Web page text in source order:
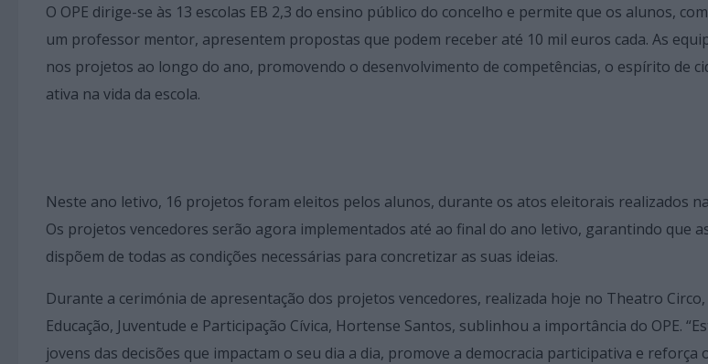
O OPE dirige-se às 13 escolas EB 2,3 do ensino público do concelho e permite que os alunos,
um professor mentor, apresentem propostas que podem receber até 10 mil euros cada. As
nos projetos ao longo do ano, promovendo o desenvolvimento de competências, o espírito de
ativa na vida da escola.
Neste ano letivo, 16 projetos foram eleitos pelos alunos, durante os atos eleitorais realizados
Os projetos vencedores serão agora implementados até ao final do ano letivo, garantindo que
dispõem de todas as condições necessárias para concretizar as suas ideias.
Durante a cerimónia de apresentação dos projetos vencedores, realizada hoje no Theatro
Educação, Juventude e Participação Cívica, Hortense Santos, sublinhou a importância do OPE.
jovens das decisões que impactam o seu dia a dia, promove a democracia participativa e